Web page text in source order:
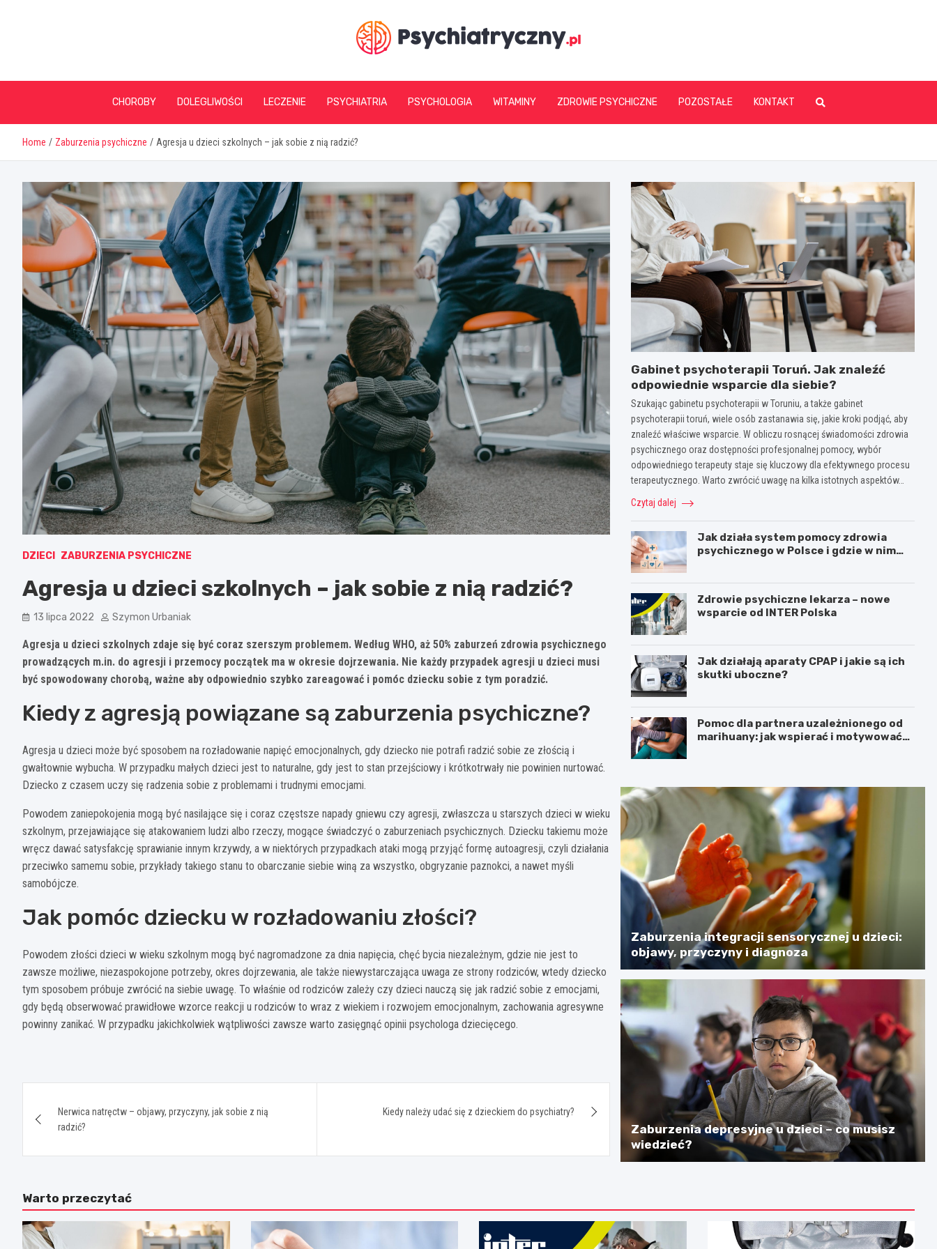
psychiatryczny.pl
CHOROBY DOLEGLIWOŚCI LECZENIE PSYCHIATRIA PSYCHOLOGIA WITAMINY ZDROWIE PSYCHICZNE POZOSTAŁE KONTAKT
Home Zaburzenia psychiczne Agresja u dzieci szkolnych – jak sobie z nią radzić?
DZIECI ZABURZENIA PSYCHICZNE
Agresja u dzieci szkolnych – jak sobie z nią radzić?
13 lipca 2022 Szymon Urbaniak
Agresja u dzieci szkolnych zdaje się być coraz szerszym problemem. Według WHO, aż 50% zaburzeń zdrowia psychicznego
prowadzących m.in. do agresji i przemocy początek ma w okresie dojrzewania. Nie każdy przypadek agresji u dzieci musi
być spowodowany chorobą, ważne aby odpowiednio szybko zareagować i pomóc dziecku sobie z tym poradzić.
Kiedy z agresją powiązane są zaburzenia psychiczne?
Agresja u dzieci może być sposobem na rozładowanie napięć emocjonalnych, gdy dziecko nie potrafi radzić sobie ze złością i
gwałtownie wybucha. W przypadku małych dzieci jest to naturalne, gdy jest to stan przejściowy i krótkotrwały nie powinien nurtować.
Dziecko z czasem uczy się radzenia sobie z problemami i trudnymi emocjami.
Powodem zaniepokojenia mogą być nasilające się i coraz częstsze napady gniewu czy agresji, zwłaszcza u starszych dzieci w wieku
szkolnym, przejawiające się atakowaniem ludzi albo rzeczy, mogące świadczyć o zaburzeniach psychicznych. Dziecku takiemu może
wręcz dawać satysfakcję sprawianie innym krzywdy, a w niektórych przypadkach ataki mogą przyjąć formę autoagresji, czyli działania
przeciwko samemu sobie, przykłady takiego stanu to obarczanie siebie winą za wszystko, obgryzanie paznokci, a nawet myśli
samobójcze.
Jak pomóc dziecku w rozładowaniu złości?
Powodem złości dzieci w wieku szkolnym mogą być nagromadzone za dnia napięcia, chęć bycia niezależnym, gdzie nie jest to
zawsze możliwe, niezaspokojone potrzeby, okres dojrzewania, ale także niewystarczająca uwaga ze strony rodziców, wtedy dziecko
tym sposobem próbuje zwrócić na siebie uwagę. To właśnie od rodziców zależy czy dzieci nauczą się jak radzić sobie z emocjami,
gdy będą obserwować prawidłowe wzorce reakcji u rodziców to wraz z wiekiem i rozwojem emocjonalnym, zachowania agresywne
powinny zanikać. W przypadku jakichkolwiek wątpliwości zawsze warto zasięgnąć opinii psychologa dziecięcego.
wpisuNerwica natręctw – objawy, przyczyny, jak sobie z nią
radzić?
Kiedy należy udać się z dzieckiem do psychiatry?
Gabinet psychoterapii Toruń. Jak znaleźć
odpowiednie wsparcie dla siebie?
Szukając gabinetu psychoterapii w Toruniu, a także gabinet
psychoterapii toruń, wiele osób zastanawia się, jakie kroki podjąć, aby
znaleźć właściwe wsparcie. W obliczu rosnącej świadomości zdrowia
psychicznego oraz dostępności profesjonalnej pomocy, wybór
odpowiedniego terapeuty staje się kluczowy dla efektywnego procesu
terapeutycznego. Warto zwrócić uwagę na kilka istotnych aspektów…
Czytaj dalej
Jak działa system pomocy zdrowia
psychicznego w Polsce i gdzie w nim
Zdrowie psychiczne lekarza – nowe
wsparcie od INTER Polska
Jak działają aparaty CPAP i jakie są ich
skutki uboczne?
Pomoc dla partnera uzależnionego od
marihuany: jak wspierać i motywować
Zaburzenia integracji sensorycznej u dzieci:
objawy, przyczyny i diagnoza
Zaburzenia depresyjne u dzieci – co musisz
wiedzieć?
Warto przeczytać